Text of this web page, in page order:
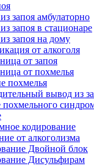
запоя амбулаторно
запоя в стационаре
запоя на дому
от алкоголя
от запоя
от похмелья
похмелья
вывод из
похмельного
кодирование
от алкоголизма
Двойной блок
Дисульфирам